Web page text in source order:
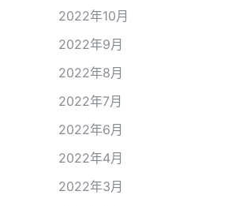
2022年10月
2022年9月
2022年8月
2022年7月
2022年6月
2022年4月
2022年3月